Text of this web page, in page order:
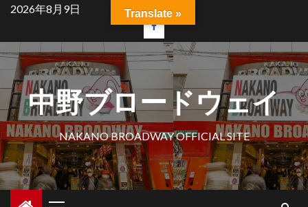
2026年8月9日
中野ブロードウェイ
NAKANO BROADWAY OFFICIAL SITE
Translate »